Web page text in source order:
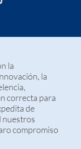
la
la
correcta para
de
nuestros
compromiso